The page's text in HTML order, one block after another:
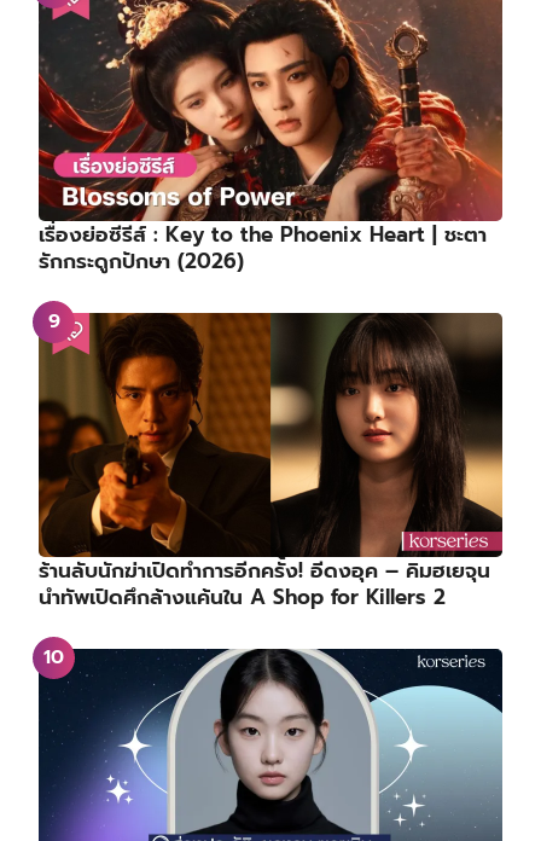
เรื่องย่อซีรีส์ : Key to the Phoenix Heart | ชะตา
รักกระดูกปักษา (2026)
ร้านลับนักฆ่าเปิดทำการอีกครั้ง! อีดงอุค – คิมฮเยจุน
นำทัพเปิดศึกล้างแค้นใน A Shop for Killers 2